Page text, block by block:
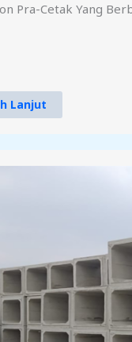
Pra-Cetak Yang
Lanjut